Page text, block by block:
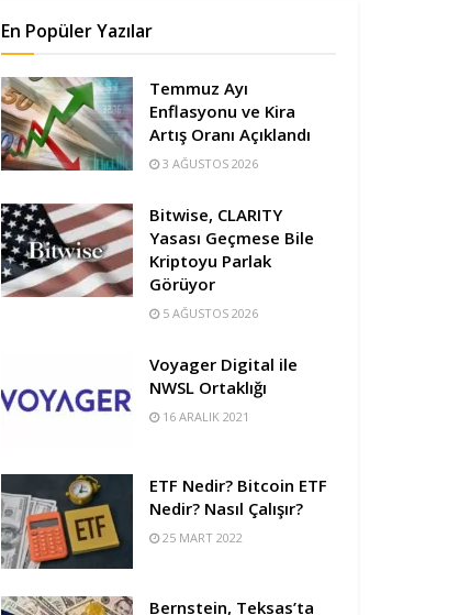
En Popüler Yazılar
Temmuz Ayı
Enflasyonu ve Kira
Artış Oranı Açıklandı
3 AĞUSTOS 2026
Bitwise, CLARITY
Yasası Geçmese Bile
Kriptoyu Parlak
Görüyor
5 AĞUSTOS 2026
Voyager Digital ile
NWSL Ortaklığı
16 ARALIK 2021
ETF Nedir? Bitcoin ETF
Nedir? Nasıl Çalışır?
25 MART 2022
Bernstein, Teksas’ta